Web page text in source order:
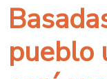
pueblo